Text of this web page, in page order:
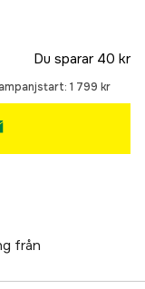
Du sparar 40 kr
1 799 kr
från